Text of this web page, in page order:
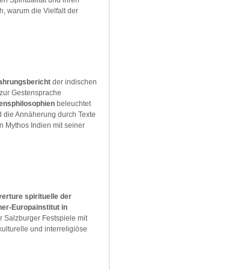
warum die Vielfalt der
der indischen
Gestensprache
beleuchtet
Annäherung durch Texte
Mythos Indien mit seiner
spirituelle der
Europainstitut in
Salzburger Festspiele mit
und interreligiöse